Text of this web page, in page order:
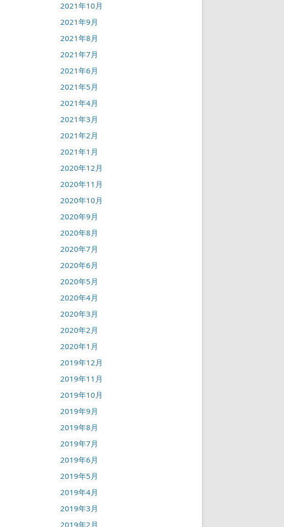
2021年10月
2021年9月
2021年8月
2021年7月
2021年6月
2021年5月
2021年4月
2021年3月
2021年2月
2021年1月
2020年12月
2020年11月
2020年10月
2020年9月
2020年8月
2020年7月
2020年6月
2020年5月
2020年4月
2020年3月
2020年2月
2020年1月
2019年12月
2019年11月
2019年10月
2019年9月
2019年8月
2019年7月
2019年6月
2019年5月
2019年4月
2019年3月
2019年2月